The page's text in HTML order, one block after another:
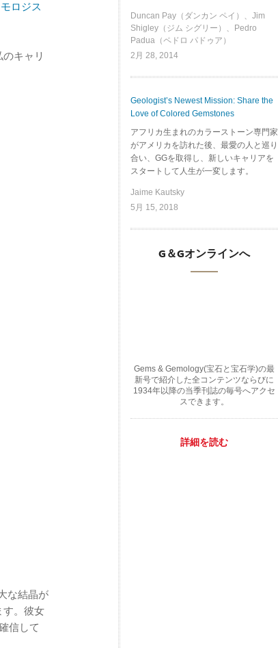
ロジス
キャリ
な結晶が
す。彼女
信して
Duncan Pay（ダンカン ペイ）、Jim
Shigley（ジム シグリー）、Pedro
Padua（ペドロ パドゥア）
2月 28, 2014
Geologist’s Newest Mission: Share the
Love of Colored Gemstones
アフリカ生まれのカラーストーン専門家
がアメリカを訪れた後、最愛の人と巡り
合い、GGを取得し、新しいキャリアを
スタートして人生が一変します。
Jaime Kautsky
5月 15, 2018
G＆Gオンラインへ
Gems & Gemology(宝石と宝石学)の最
新号で紹介した全コンテンツならびに
1934年以降の当季刊誌の毎号へアクセ
スできます。
詳細を読む